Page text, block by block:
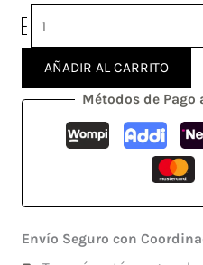
-
AÑADIR AL CARRITO
Métodos de Pago
Envío Seguro con